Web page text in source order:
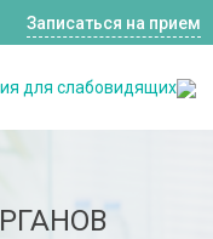
Записаться на прием